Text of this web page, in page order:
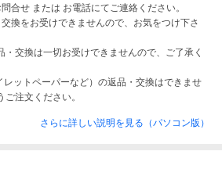
合せ または お電話にてご連絡ください。
換をお受けできませんので、お気をつけ下さ
交換は一切お受けできませんので、ご了承く
ットペーパーなど）の返品・交換はできませ
注文ください。
さらに詳しい説明を見る（パソコン版）